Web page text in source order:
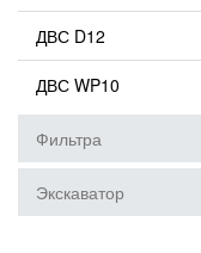
ДВС D12
ДВС WP10
Фильтра
Экскаватор